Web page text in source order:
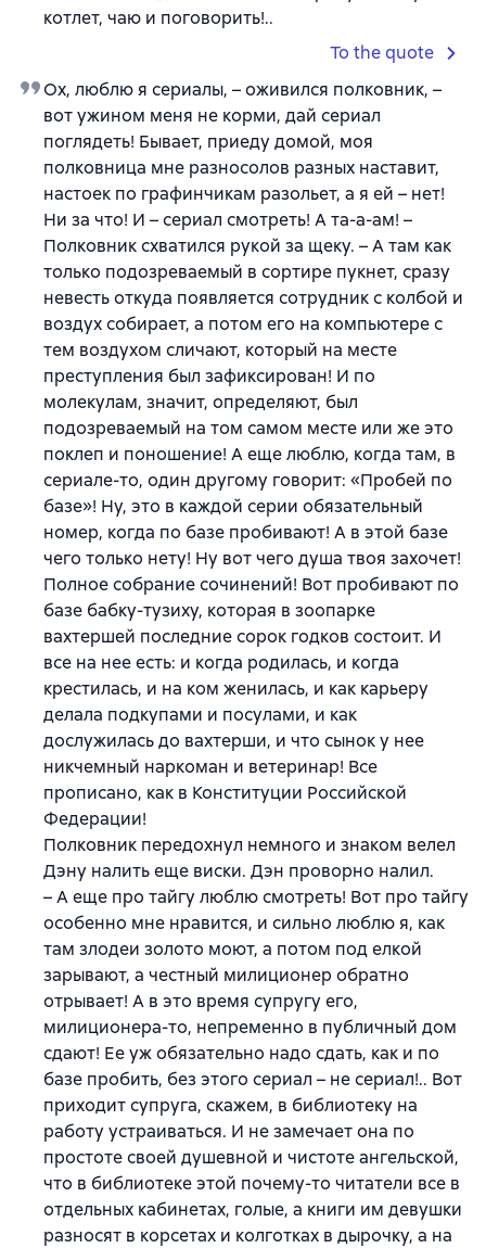
котлет, чаю и поговорить!..
To the quote
Ох, люблю я сериалы, – оживился полковник, –
вот ужином меня не корми, дай сериал
поглядеть! Бывает, приеду домой, моя
полковница мне разносолов разных наставит,
настоек по графинчикам разольет, а я ей – нет!
Ни за что! И – сериал смотреть! А та-а-ам! –
Полковник схватился рукой за щеку. – А там как
только подозреваемый в сортире пукнет, сразу
невесть откуда появляется сотрудник с колбой и
воздух собирает, а потом его на компьютере с
тем воздухом сличают, который на месте
преступления был зафиксирован! И по
молекулам, значит, определяют, был
подозреваемый на том самом месте или же это
поклеп и поношение! А еще люблю, когда там, в
сериале-то, один другому говорит: «Пробей по
базе»! Ну, это в каждой серии обязательный
номер, когда по базе пробивают! А в этой базе
чего только нету! Ну вот чего душа твоя захочет!
Полное собрание сочинений! Вот пробивают по
базе бабку-тузиху, которая в зоопарке
вахтершей последние сорок годков состоит. И
все на нее есть: и когда родилась, и когда
крестилась, и на ком женилась, и как карьеру
делала подкупами и посулами, и как
дослужилась до вахтерши, и что сынок у нее
никчемный наркоман и ветеринар! Все
прописано, как в Конституции Российской
Федерации!
Полковник передохнул немного и знаком велел
Дэну налить еще виски. Дэн проворно налил.
– А еще про тайгу люблю смотреть! Вот про тайгу
особенно мне нравится, и сильно люблю я, как
там злодеи золото моют, а потом под елкой
зарывают, а честный милиционер обратно
отрывает! А в это время супругу его,
милиционера-то, непременно в публичный дом
сдают! Ее уж обязательно надо сдать, как и по
базе пробить, без этого сериал – не сериал!.. Вот
приходит супруга, скажем, в библиотеку на
работу устраиваться. И не замечает она по
простоте своей душевной и чистоте ангельской,
что в библиотеке этой почему-то читатели все в
отдельных кабинетах, голые, а книги им девушки
разносят в корсетах и колготках в дырочку, а на